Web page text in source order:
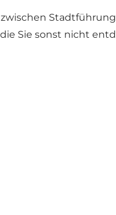
Sie sonst nicht